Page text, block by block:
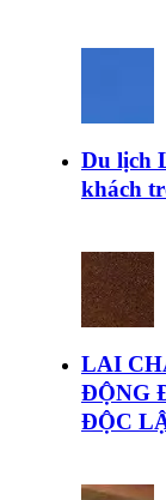
Du lịch
khách
LAI
ĐỘNG
ĐỘC